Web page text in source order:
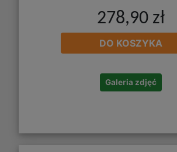
278,90 zł
DO KOSZYKA
Galeria zdjęć